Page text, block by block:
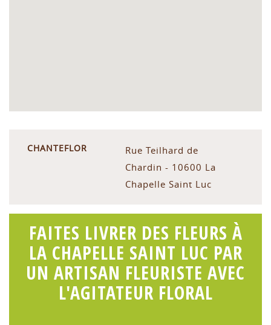
CHANTEFLOR
Rue Teilhard de
Chardin - 10600 La
Chapelle Saint Luc
FAITES LIVRER DES FLEURS À
LA CHAPELLE SAINT LUC PAR
UN ARTISAN FLEURISTE AVEC
L'AGITATEUR FLORAL